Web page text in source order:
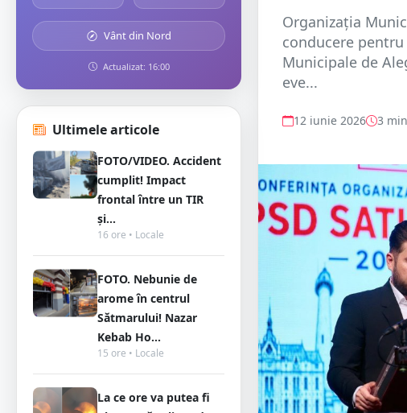
Vânt din Nord
Actualizat: 16:00
Ultimele articole
FOTO/VIDEO. Accident
cumplit! Impact
frontal între un TIR
și...
16 ore • Locale
FOTO. Nebunie de
arome în centrul
Sătmarului! Nazar
Kebab Ho...
15 ore • Locale
La ce ore va putea fi
Organizația
conducere
Municipale de
eve...
12 iunie 2026 3